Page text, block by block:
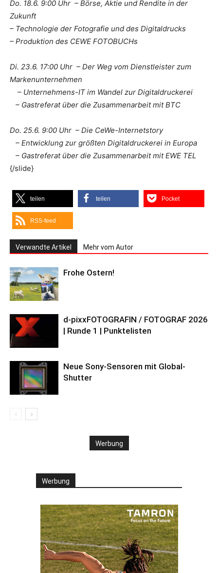
Do. 18.6. 9:00 Uhr – Börse, Aktie und Rendite in der
Zukunft
– Technologie der Fotografie und des Digitaldrucks
– Produktion des CEWE FOTOBUCHs
Di. 23.6. 17:00 Uhr – Der Weg vom Dienstleister zum
Markenunternehmen
– Unternehmens-IT im Wandel zur Digitaldruckerei
– Gastreferat über die Zusammenarbeit mit BTC
Do. 25.6. 9:00 Uhr – Die CeWe-Internetstory
– Entwicklung zur größten Digitaldruckerei in Europa
– Gastreferat über die Zusammenarbeit mit EWE TEL
{/slide}
teilen teilen Pocket
RSS-feed
Verwandte Artikel Mehr vom Autor
Frohe Ostern!
d-pixxFOTOGRAFIN / FOTOGRAF 2026
| Runde 1 | Punktelisten
Neue Sony-Sensoren mit Global-
Shutter
Werbung
Werbung